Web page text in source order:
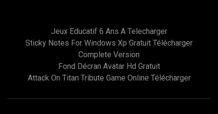
Jeux Educatif 6 Ans A Telecharger
Sticky Notes For Windows Xp Gratuit Télécharger
Complete Version
Fond Décran Avatar Hd Gratuit
Attack On Titan Tribute Game Online Télécharger